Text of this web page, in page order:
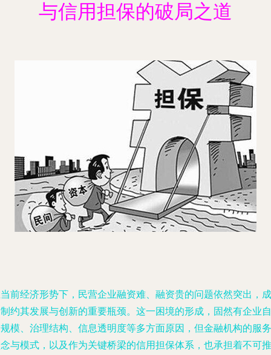
与信用担保的破局之道
前经济形势下，民营企业融资难、融资贵的问题依然突出，成
约其发展与创新的重要瓶颈。这一困境的形成，固然有企业自
模、治理结构、信息透明度等多方面原因，但金融机构的服务
与模式，以及作为关键桥梁的信用担保体系，也承担着不可推